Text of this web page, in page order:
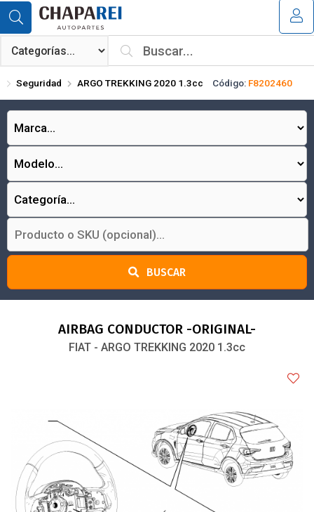
Compartir por email
¿Tienes cupón de descuento?
Seguridad ARGO TREKKING 2020 1.3cc Código: F8202460
BUSCAR
AIRBAG CONDUCTOR -ORIGINAL-
FIAT - ARGO TREKKING 2020 1.3cc